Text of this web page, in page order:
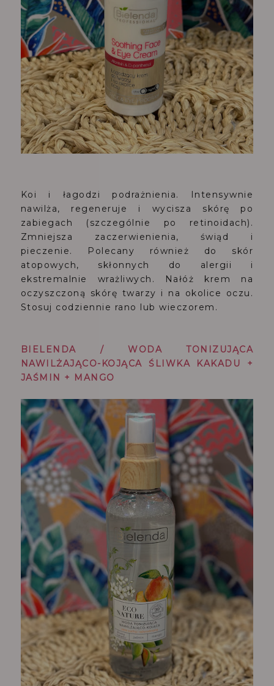
Koi i łagodzi podrażnienia. Intensywnie
nawilża, regeneruje i wycisza skórę po
zabiegach (szczególnie po retinoidach).
Zmniejsza zaczerwienienia, świąd i
pieczenie. Polecany również do skór
atopowych, skłonnych do alergii i
ekstremalnie wrażliwych. Nałóż krem na
oczyszczoną skórę twarzy i na okolice oczu.
Stosuj codziennie rano lub wieczorem.
BIELENDA / WODA TONIZUJĄCA
NAWILŻAJĄCO-KOJĄCA ŚLIWKA KAKADU +
JAŚMIN + MANGO